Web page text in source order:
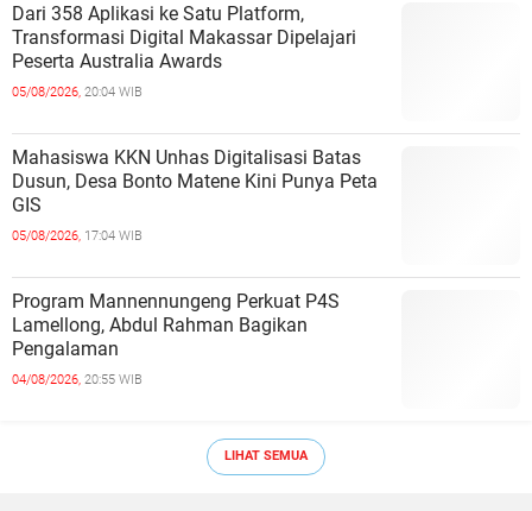
Dari 358 Aplikasi ke Satu Platform,
Transformasi Digital Makassar Dipelajari
Peserta Australia Awards
05/08/2026, 20:04 WIB
Mahasiswa KKN Unhas Digitalisasi Batas
Dusun, Desa Bonto Matene Kini Punya Peta
GIS
05/08/2026, 17:04 WIB
Program Mannennungeng Perkuat P4S
Lamellong, Abdul Rahman Bagikan
Pengalaman
04/08/2026, 20:55 WIB
LIHAT SEMUA